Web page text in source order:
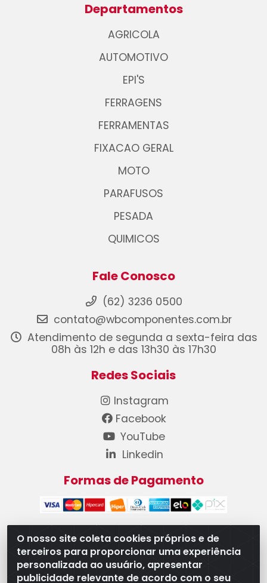
O nosso site coleta cookies próprios e de
terceiros para proporcionar uma experiência
personalizada ao usuário, apresentar
publicidade relevante de acordo com o seu
Departamentos
AGRICOLA
AUTOMOTIVO
EPI'S
FERRAGENS
FERRAMENTAS
FIXACAO GERAL
MOTO
PARAFUSOS
PESADA
QUIMICOS
Fale Conosco
(62) 3236 0500
contato@wbcomponentes.com.br
Atendimento de segunda a sexta-feira das
08h às 12h e das 13h30 às 17h30
Redes Sociais
Instagram
Facebook
YouTube
Linkedin
Formas de Pagamento
WB Componentes Automotivos LTDA - CNPJ
08.528.393/0001-12 - Rua do Níquel, 667 - Parque
Oeste Industrial, Goiânia/GO - CEP 74375-660